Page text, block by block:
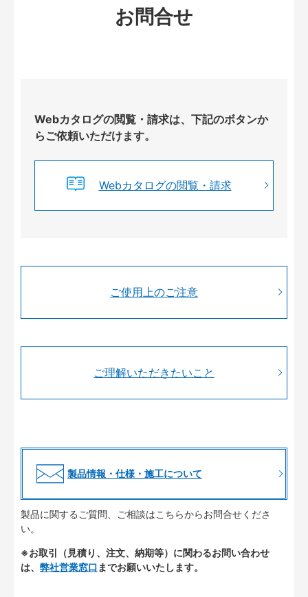
お問合せ
Webカタログの閲覧・請求は、下記のボタンか
らご依頼いただけます。
Webカタログの閲覧・請求
ご使用上のご注意
ご理解いただきたいこと
製品情報・仕様・施工について
製品に関するご質問、ご相談はこちらからお問合せくださ
い。
※お取引（見積り、注文、納期等）に関わるお問い合わせ
は、 弊社営業窓口 までお願いいたします。